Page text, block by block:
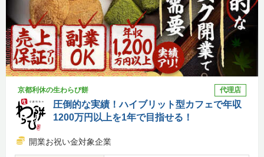
京都利休の生わらび餅 代理店
圧倒的な実績！ハイブリット型カフェで年収
1200万円以上を1年で目指せる！
開業お祝い金対象企業